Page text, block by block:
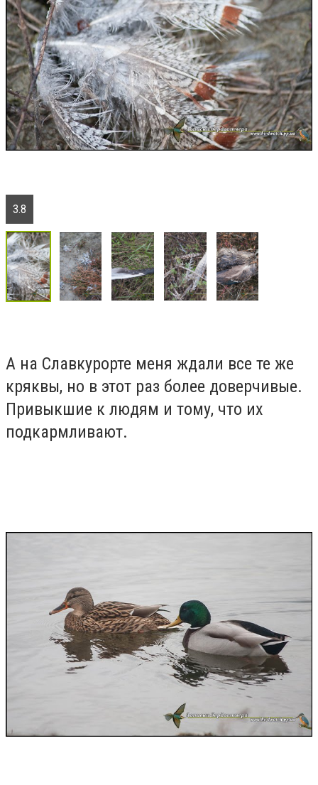
3.8
А на Славкурорте меня ждали все те же
кряквы, но в этот раз более доверчивые.
Привыкшие к людям и тому, что их
подкармливают.